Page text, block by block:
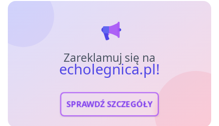
Zareklamuj się na
echolegnica.pl!
SPRAWDŹ SZCZEGÓŁY